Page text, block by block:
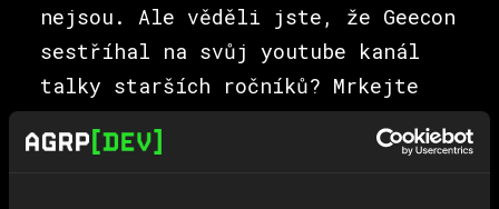
nejsou. Ale věděli jste, že Geecon
sestříhal na svůj youtube kanál
talky starších ročníků? Mrkejte
pro inspiraci!